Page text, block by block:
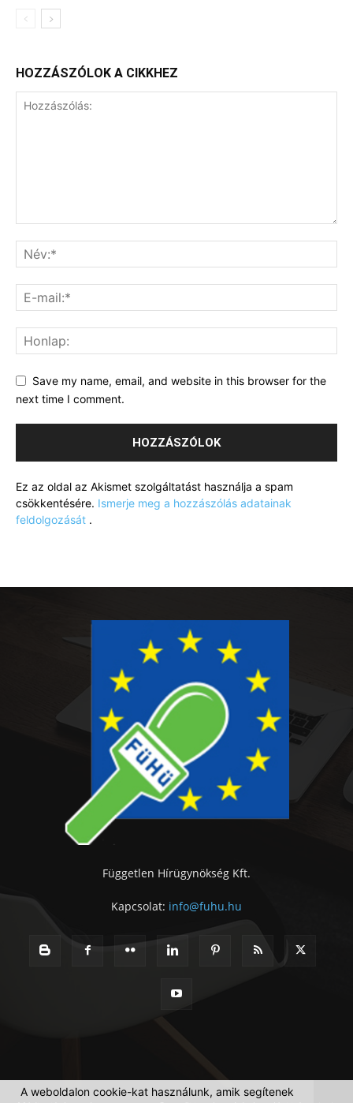
HOZZÁSZÓLOK A CIKKHEZ
Save my name, email, and website in this browser for the
next time I comment.
Ez az oldal az Akismet szolgáltatást használja a spam
csökkentésére. Ismerje meg a hozzászólás adatainak
feldolgozását .
Független Hírügynökség Kft.
Kapcsolat: info@fuhu.hu
A weboldalon cookie-kat használunk, amik segítenek